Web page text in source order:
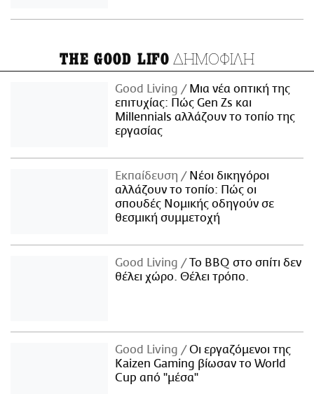
THE GOOD LIFO ΔΗΜΟΦΙΛΗ
Good Living
Μια νέα οπτική της
επιτυχίας: Πώς Gen Zs και
Millennials αλλάζουν το τοπίο της
εργασίας
Εκπαίδευση
Νέοι δικηγόροι
αλλάζουν το τοπίο: Πώς οι
σπουδές Νομικής οδηγούν σε
θεσμική συμμετοχή
Good Living
Το BBQ στο σπίτι δεν
θέλει χώρο. Θέλει τρόπο.
Good Living
Οι εργαζόμενοι της
Kaizen Gaming βίωσαν το World
Cup από "μέσα"